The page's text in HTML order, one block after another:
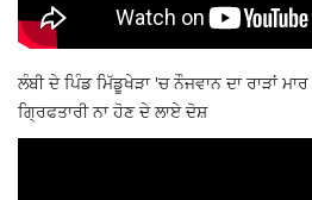
ਲੰਬੀ ਦੇ ਪਿੰਡ ਮਿੱਡੂਖੇੜਾ 'ਚ ਨੌਜਵਾਨ ਦਾ ਰਾੜਾਂ
ਗ੍ਰਿਫਤਾਰੀ ਨਾ ਹੋਣ ਦੇ ਲਾਏ ਦੋਸ਼